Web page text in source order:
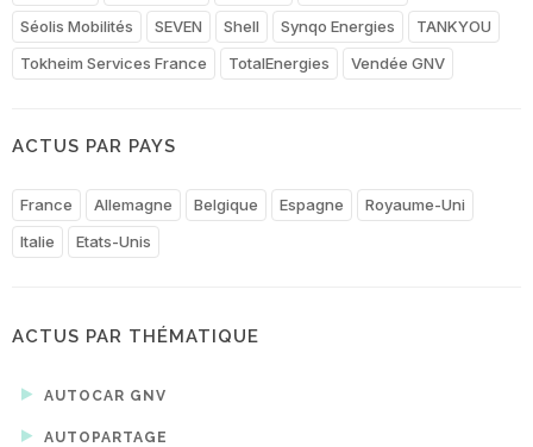
Séolis Mobilités
SEVEN Shell Synqo Energies
TANKYOU
Tokheim Services France
TotalEnergies Vendée GNV
ACTUS PAR PAYS
France Allemagne Belgique Espagne
Royaume-Uni
Italie
Etats-Unis
ACTUS PAR THÉMATIQUE
AUTOCAR GNV
AUTOPARTAGE